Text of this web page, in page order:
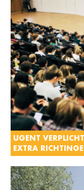
UGENT
EXTRA